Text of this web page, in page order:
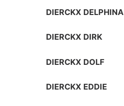
DIERCKX DELPHINA
DIERCKX DIRK
DIERCKX DOLF
DIERCKX EDDIE